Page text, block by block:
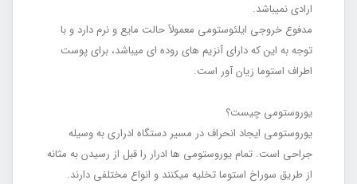
ارادی نمی‏باشد.
مدفوع خروجی ایلئوستومی معمولاً حالت مایع و نرم دارد و با
توجه به این که دارای آنزیم ‏های روده ‏ای می‏باشد، برای پوست
اطراف استوما زیان‏ آور است.
یوروستومی چیست؟
یوروستومی ایجاد انحراف در مسیر دستگاه ادراری به وسیله
جراحی است. تمام یوروستومی‏ ها ادرار را قبل از رسیدن به مثانه
از طریق سوراخ استوما تخلیه می‏کنند و انواع مختلفی دارند.